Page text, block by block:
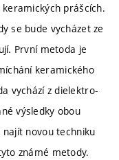
prášcích.
se bude vycházet ze
První metoda je
keramického
vychází z dielektro-
výsledky obou
novou techniku
známé metody.